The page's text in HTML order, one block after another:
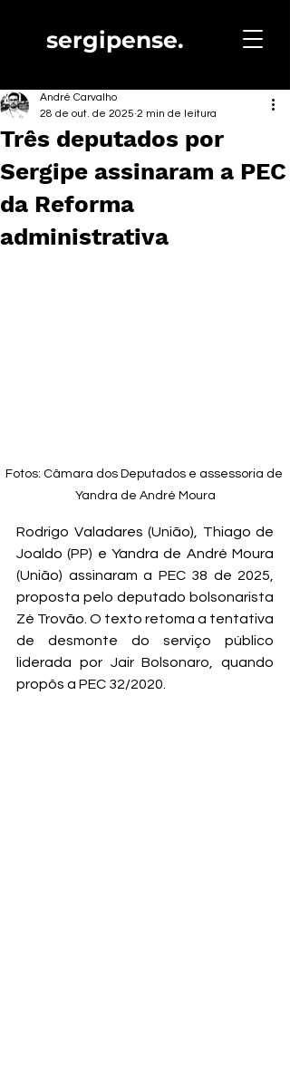
sergipense.
Três deputados por
Sergipe assinaram a PEC
da Reforma
administrativa
André Carvalho
28 de out. de 2025 2 min de leitura
Fotos: Câmara dos Deputados e assessoria de
Yandra de André Moura
Rodrigo Valadares (União), Thiago de
Joaldo (PP) e Yandra de André Moura
(União) assinaram a PEC 38 de 2025,
proposta pelo deputado bolsonarista
Zé Trovão. O texto retoma a tentativa
de desmonte do serviço público
liderada por Jair Bolsonaro, quando
propôs a PEC 32/2020.